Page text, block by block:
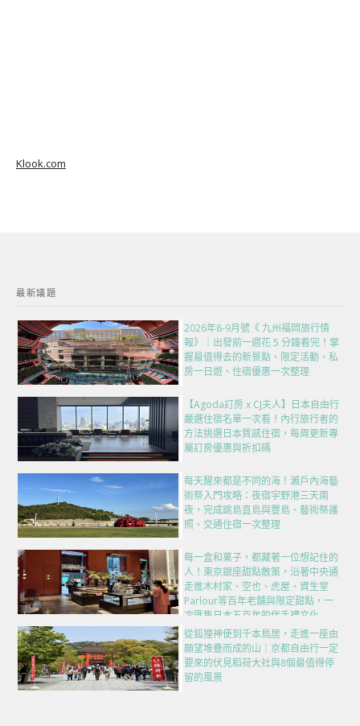
Klook.com
最新議題
2026年8-9月號《 九州福岡旅行情
報》｜出發前一週花 5 分鐘看完！掌
握最值得去的新景點、限定活動、私
房一日遊、住宿優惠一次整理
【Agoda訂房 x CJ夫人】日本自由行
嚴選住宿名單一次看！內行旅行者的
方法挑選日本質感住宿，每周更新專
屬訂房優惠與折扣碼
每天醒來都是不同的海！瀨戶內海藝
術祭入門攻略：夜宿宇野港三天兩
夜，完成跳島直島與豐島、藝術祭護
照、交通住宿一次整理
每一盒和菓子，都藏著一位想記住的
人！東京銀座甜點散策，沿著中央通
走進木村家、空也、虎屋、資生堂
Parlour等百年老舖與限定甜點，一
次匯集日本五百年的伴手禮文化
從狐狸神使到千本鳥居，走進一座由
願望堆疊而成的山｜京都自由行一定
要來的伏見稻荷大社與8個最值得停
留的風景